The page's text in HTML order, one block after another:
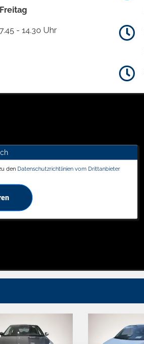
Freitag
7.45 - 14.30 Uhr
den Datenschutzrichtlinien vom Drittanbieter